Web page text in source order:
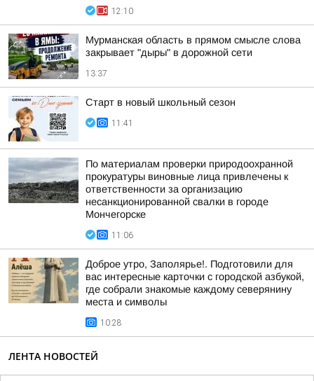
12:10
Мурманская область в прямом смысле слова
закрывает "дыры" в дорожной сети
13:37
Старт в новый школьный сезон
11:41
По материалам проверки природоохранной
прокуратуры виновные лица привлечены к
ответственности за организацию
несанкционированной свалки в городе
Мончегорске
11:06
Доброе утро, Заполярье!. Подготовили для
вас интересные карточки с городской азбукой,
где собрали знакомые каждому северянину
места и символы
10:28
ЛЕНТА НОВОСТЕЙ